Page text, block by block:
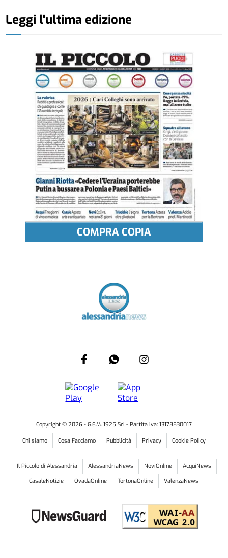
Leggi l'ultima edizione
COMPRA COPIA
Copyright © 2026 - G.E.M. 1925 Srl - Partita iva: 13178830017
Chi siamo Cosa Facciamo Pubblicità Privacy Cookie Policy
Il Piccolo di Alessandria AlessandriaNews NoviOnline
AcquiNews
CasaleNotizie
OvadaOnline TortonaOnline ValenzaNews